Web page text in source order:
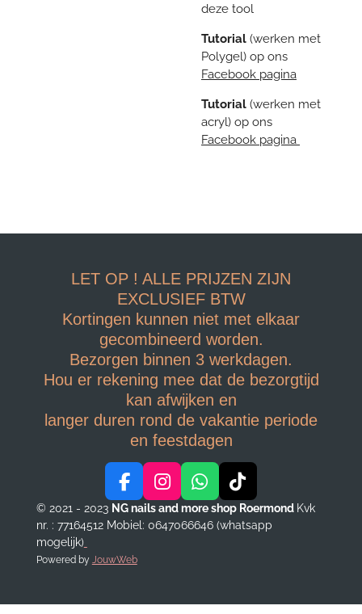
deze tool
Tutorial (werken met
Polygel) op ons
Facebook pagina
Tutorial (werken met
acryl) op ons
Facebook pagina
LET OP ! ALLE PRIJZEN ZIJN
EXCLUSIEF BTW
Kortingen kunnen niet met elkaar
gecombineerd worden.
Bezorgen binnen 3 werkdagen.
Hou er rekening mee dat de bezorgtijd
kan afwijken en
langer duren rond de vakantie periode
en feestdagen
F
a
c
b
I
n
s
W
h
a
T
i
k
© 2021 - 2023 NG nails and more shop Roermond Kvk
nr. : 77164512 Mobiel: 0647066646 (whatsapp
mogelijk)
Powered by JouwWeb